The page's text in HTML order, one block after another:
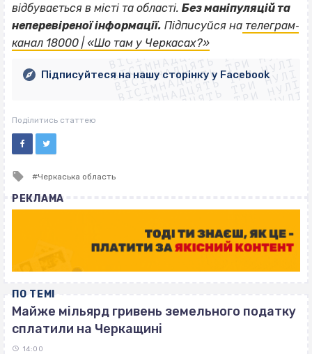
відбувається в місті та області. Без маніпуляцій та
неперевіреної інформації. Підписуйся на телеграм‐
канал 18000 | «Шо там у Черкасах?»
ВІСІМНАДЦЯТЬ ТРИ НУЛІ
ВІСІМНАДЦЯТЬ ТРИ НУЛІ
ВІСІМНАДЦЯТЬ ТРИ НУЛІ
ВІСІМНАДЦЯТЬ ТРИ НУЛІ
ВІСІМНАДЦЯТЬ ТРИ НУЛІ
ВІСІМНАДЦЯТЬ ТРИ НУЛІ
ВІСІМНАДЦЯТЬ ТРИ НУЛІ
ВІСІМНАДЦЯТЬ ТРИ НУЛІ
Підписуйтеся на нашу сторінку у Facebook
Поділитись статтею
Tagged
Черкаська область
РЕКЛАМА
ПО ТЕМІ
Майже мільярд гривень земельного податку
сплатили на Черкащині
14:00